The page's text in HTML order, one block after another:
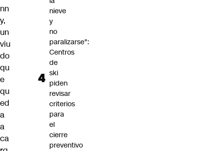
nn
y,
un
viu
do
qu
e
qu
ed
a
a
ca
nieve
y
no
paralizarse":
Centros
de
ski
piden
revisar
criterios
para
el
cierre
preventivo